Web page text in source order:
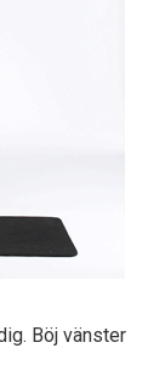
Böj vänster